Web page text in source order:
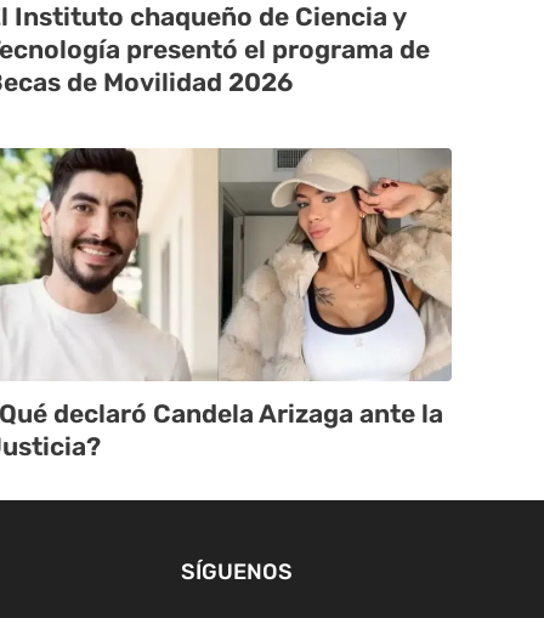
Instituto chaqueño de Ciencia y
presentó el programa de
de Movilidad 2026
declaró Candela Arizaga ante la
SÍGUENOS